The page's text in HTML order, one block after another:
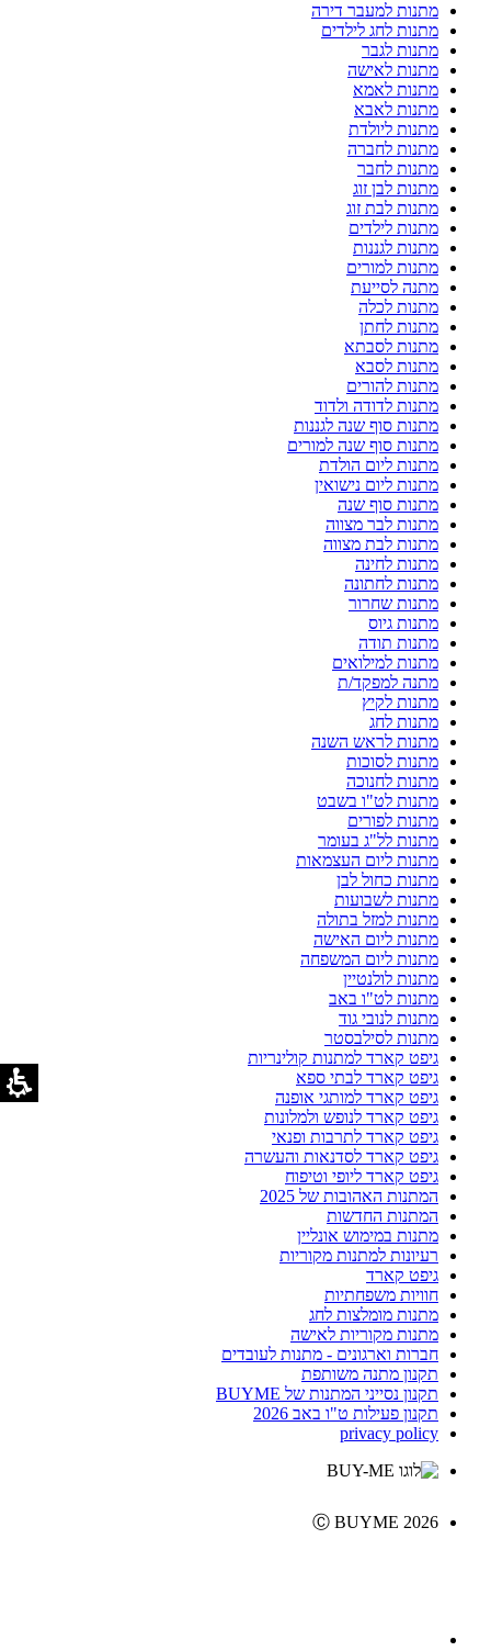
מתנות למעבר דירה
מתנות לחג לילדים
מתנות לגבר
מתנות לאישה
מתנות לאמא
מתנות לאבא
מתנות ליולדת
מתנות לחברה
מתנות לחבר
מתנות לבן זוג
מתנות לבת זוג
מתנות לילדים
מתנות לגננות
מתנות למורים
מתנה לסייעת
מתנות לכלה
מתנות לחתן
מתנות לסבתא
מתנות לסבא
מתנות להורים
מתנות לדודה ולדוד
מתנות סוף שנה לגננות
מתנות סוף שנה למורים
מתנות ליום הולדת
מתנות ליום נישואין
מתנות סוף שנה
מתנות לבר מצווה
מתנות לבת מצווה
מתנות לחינה
מתנות לחתונה
מתנות שחרור
מתנות גיוס
מתנות תודה
מתנות למילואים
מתנה למפקד/ת
מתנות לקיץ
מתנות לחג
מתנות לראש השנה
מתנות לסוכות
מתנות לחנוכה
מתנות לט"ו בשבט
מתנות לפורים
מתנות לל"ג בעומר
מתנות ליום העצמאות
מתנות כחול לבן
מתנות לשבועות
מתנות למזל בתולה
מתנות ליום האישה
מתנות ליום המשפחה
מתנות לולנטיין
מתנות לט"ו באב
מתנות לנובי גוד
מתנות לסילבסטר
גיפט קארד למתנות קולינריות
גיפט קארד לבתי ספא
גיפט קארד למותגי אופנה
גיפט קארד לנופש ולמלונות
גיפט קארד לתרבות ופנאי
גיפט קארד לסדנאות והעשרה
גיפט קארד ליופי וטיפוח
המתנות האהובות של 2025
המתנות החדשות
מתנות במימוש אונליין
רעיונות למתנות מקוריות
גיפט קארד
חוויות משפחתיות
מתנות מומלצות לחג
מתנות מקוריות לאישה
חברות וארגונים - מתנות לעובדים
תקנון מתנה משותפת
תקנון נסייני המתנות של BUYME
תקנון פעילות ט"ו באב 2026
privacy policy
Ⓒ BUYME 2026